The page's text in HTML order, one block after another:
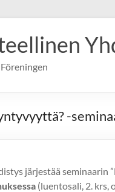
-
järjestää seminaarin
(luentosali, 2. krs,